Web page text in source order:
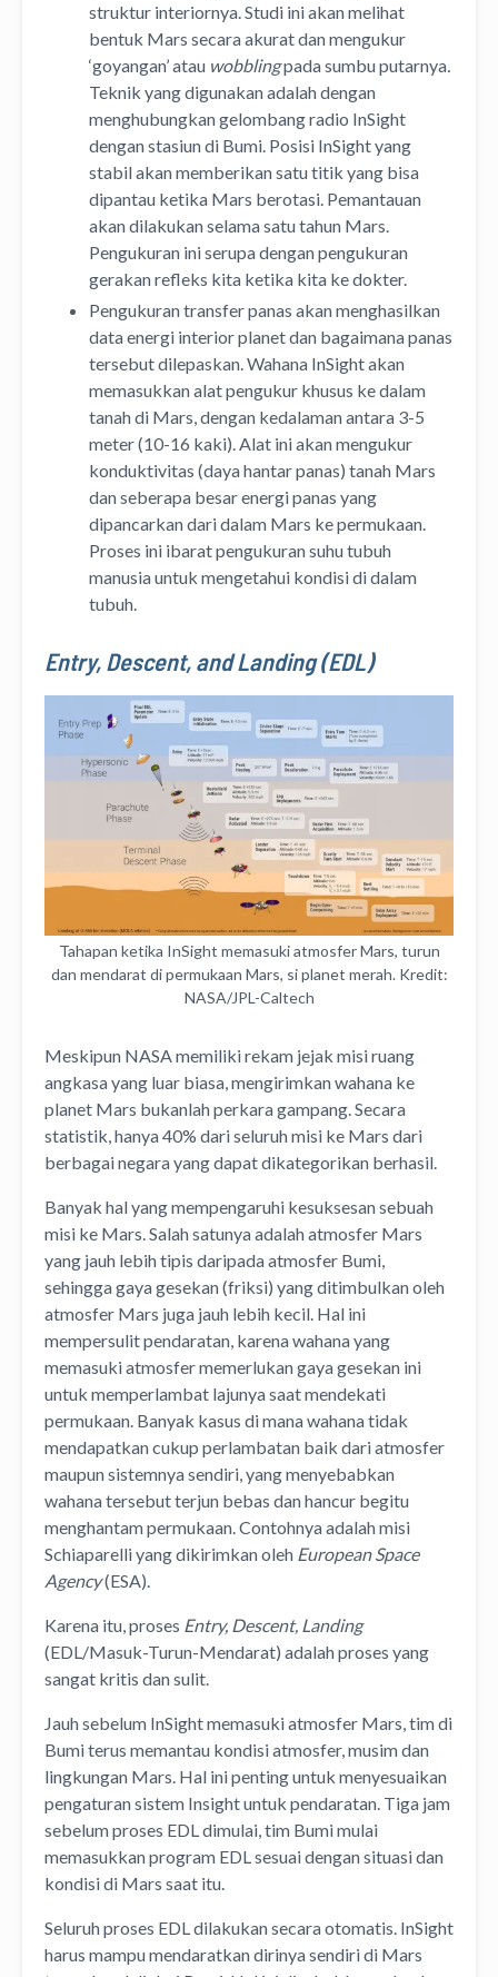
struktur interiornya. Studi ini akan melihat
bentuk Mars secara akurat dan mengukur
‘goyangan’ atau wobblingpada sumbu putarnya.
Teknik yang digunakan adalah dengan
menghubungkan gelombang radio InSight
dengan stasiun di Bumi. Posisi InSight yang
stabil akan memberikan satu titik yang bisa
dipantau ketika Mars berotasi. Pemantauan
akan dilakukan selama satu tahun Mars.
Pengukuran ini serupa dengan pengukuran
gerakan refleks kita ketika kita ke dokter.
Pengukuran transfer panas akan menghasilkan
data energi interior planet dan bagaimana panas
tersebut dilepaskan. Wahana InSight akan
memasukkan alat pengukur khusus ke dalam
tanah di Mars, dengan kedalaman antara 3-5
meter (10-16 kaki). Alat ini akan mengukur
konduktivitas (daya hantar panas) tanah Mars
dan seberapa besar energi panas yang
dipancarkan dari dalam Mars ke permukaan.
Proses ini ibarat pengukuran suhu tubuh
manusia untuk mengetahui kondisi di dalam
tubuh.
Entry, Descent, and Landing (EDL)
Tahapan ketika InSight memasuki atmosfer Mars, turun
dan mendarat di permukaan Mars, si planet merah. Kredit:
NASA/JPL-Caltech
Meskipun NASA memiliki rekam jejak misi ruang
angkasa yang luar biasa, mengirimkan wahana ke
planet Mars bukanlah perkara gampang. Secara
statistik, hanya 40% dari seluruh misi ke Mars dari
berbagai negara yang dapat dikategorikan berhasil.
Banyak hal yang mempengaruhi kesuksesan sebuah
misi ke Mars. Salah satunya adalah atmosfer Mars
yang jauh lebih tipis daripada atmosfer Bumi,
sehingga gaya gesekan (friksi) yang ditimbulkan oleh
atmosfer Mars juga jauh lebih kecil. Hal ini
mempersulit pendaratan, karena wahana yang
memasuki atmosfer memerlukan gaya gesekan ini
untuk memperlambat lajunya saat mendekati
permukaan. Banyak kasus di mana wahana tidak
mendapatkan cukup perlambatan baik dari atmosfer
maupun sistemnya sendiri, yang menyebabkan
wahana tersebut terjun bebas dan hancur begitu
menghantam permukaan. Contohnya adalah misi
Schiaparelli yang dikirimkan oleh European Space
Agency(ESA).
Karena itu, proses Entry, Descent, Landing
(EDL/Masuk-Turun-Mendarat) adalah proses yang
sangat kritis dan sulit.
Jauh sebelum InSight memasuki atmosfer Mars, tim di
Bumi terus memantau kondisi atmosfer, musim dan
lingkungan Mars. Hal ini penting untuk menyesuaikan
pengaturan sistem Insight untuk pendaratan. Tiga jam
sebelum proses EDL dimulai, tim Bumi mulai
memasukkan program EDL sesuai dengan situasi dan
kondisi di Mars saat itu.
Seluruh proses EDL dilakukan secara otomatis. InSight
harus mampu mendaratkan dirinya sendiri di Mars